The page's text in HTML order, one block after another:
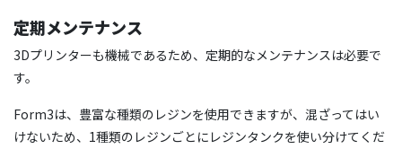
定期メンテナンス
3Dプリンターも機械であるため、定期的なメンテナンスは必要で
す。
Form3は、豊富な種類のレジンを使用できますが、混ざってはい
けないため、1種類のレジンごとにレジンタンクを使い分けてくだ